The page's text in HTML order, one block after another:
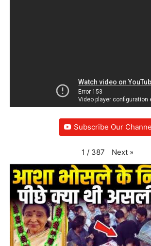
Subscribe Our
1 / 387 Next »